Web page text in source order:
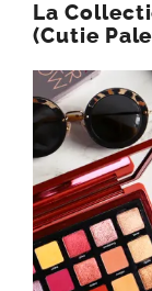
La
(Cutie